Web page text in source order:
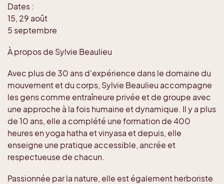
Dates :
15, 29 août
5 septembre
À propos de Sylvie Beaulieu
Avec plus de 30 ans d'expérience dans le domaine du
mouvement et du corps, Sylvie Beaulieu accompagne
les gens comme entraîneure privée et de groupe avec
une approche à la fois humaine et dynamique. Il y a plus
de 10 ans, elle a complété une formation de 400
heures en yoga hatha et vinyasa et depuis, elle
enseigne une pratique accessible, ancrée et
respectueuse de chacun.
Passionnée par la nature, elle est également herboriste